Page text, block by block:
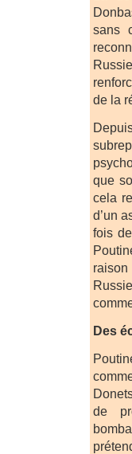
sans
de la
que
cela
d’un
fois
Des
de